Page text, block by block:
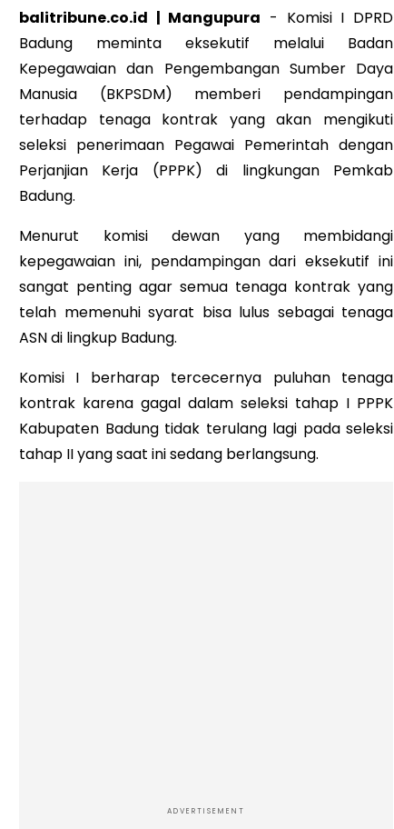
balitribune.co.id | Mangupura - Komisi I DPRD
Badung meminta eksekutif melalui Badan
Kepegawaian dan Pengembangan Sumber Daya
Manusia (BKPSDM) memberi pendampingan
terhadap tenaga kontrak yang akan mengikuti
seleksi penerimaan Pegawai Pemerintah dengan
Perjanjian Kerja (PPPK) di lingkungan Pemkab
Badung.
Menurut komisi dewan yang membidangi
kepegawaian ini, pendampingan dari eksekutif ini
sangat penting agar semua tenaga kontrak yang
telah memenuhi syarat bisa lulus sebagai tenaga
ASN di lingkup Badung.
Komisi I berharap tercecernya puluhan tenaga
kontrak karena gagal dalam seleksi tahap I PPPK
Kabupaten Badung tidak terulang lagi pada seleksi
tahap II yang saat ini sedang berlangsung.
ADVERTISEMENT